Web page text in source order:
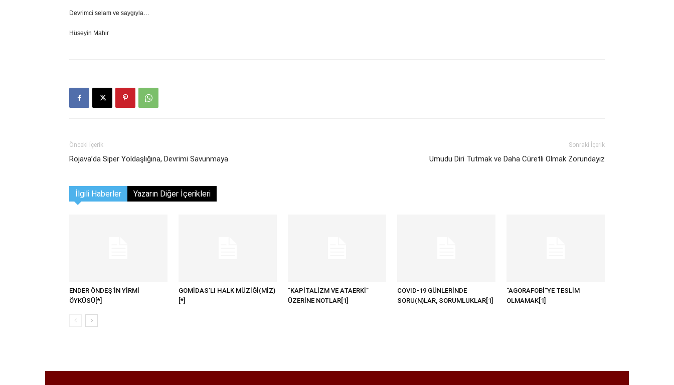
Devrimci selam ve saygıyla…
Hüseyin Mahir
Önceki İçerik
Rojava’da Siper Yoldaşlığına, Devrimi Savunmaya
Sonraki İçerik
Umudu Diri Tutmak ve Daha Cüretli Olmak Zorundayız
İlgili Haberler Yazarın Diğer İçerikleri
ENDER ÖNDEŞ’İN YİRMİ
ÖYKÜSÜ[*]
GOMİDAS’LI HALK MÜZİĞİ(MİZ)
[*]
“KAPİTALİZM VE ATAERKİ”
ÜZERİNE NOTLAR[1]
COVID-19 GÜNLERİNDE
SORU(N)LAR, SORUMLUKLAR[1]
“AGORAFOBİ”YE TESLİM
OLMAMAK[1]